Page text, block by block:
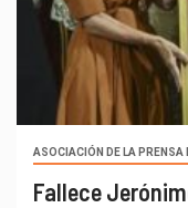
ASOCIACIÓN DE LA PRENSA
Fallece